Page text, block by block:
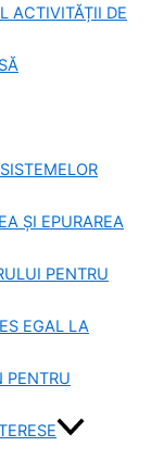
ACTIVITĂȚII DE
ȘI EPURAREA
PENTRU
EGAL LA
PENTRU